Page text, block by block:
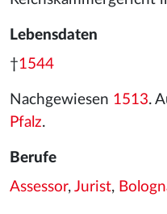
Lebensdaten
†1544
Nachgewiesen 1513.
Pfalz.
Berufe
Assessor, Jurist,